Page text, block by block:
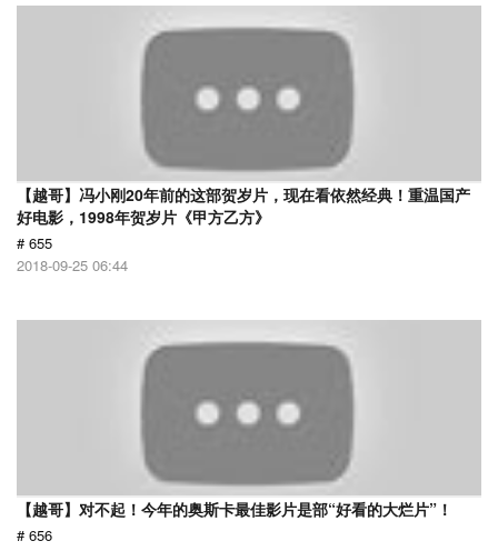
【越哥】冯小刚20年前的这部贺岁片，现在看依然经典！重温国产
好电影，1998年贺岁片《甲方乙方》
# 655
2018-09-25 06:44
【越哥】对不起！今年的奥斯卡最佳影片是部“好看的大烂片”！
# 656